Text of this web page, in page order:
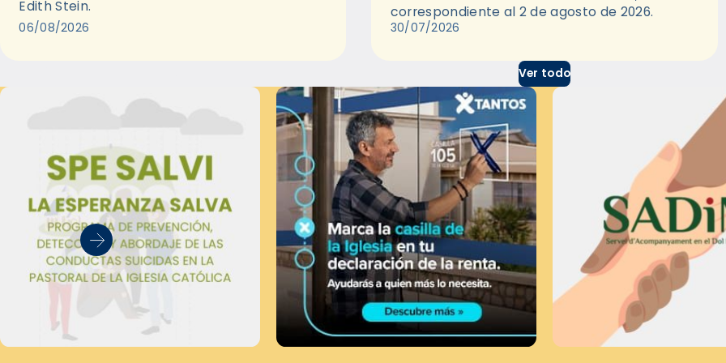
Edith Stein.
06/08/2026
correspondiente al 2 de agosto de 2026.
30/07/2026
Ver todo